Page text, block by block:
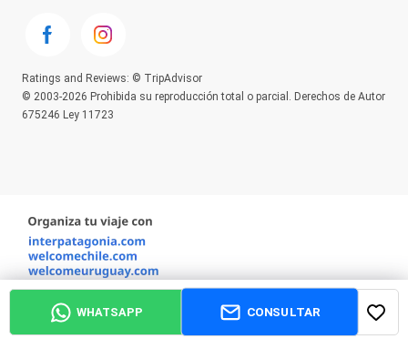
WHATSAPP CONSULTAR
Ratings and Reviews: © TripAdvisor
© 2003-2026 Prohibida su reproducción total o parcial. Derechos de Autor
675246 Ley 11723